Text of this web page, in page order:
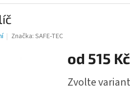
Značka:SAFE-TEC
od 515 Kč
cena:
Zvolte